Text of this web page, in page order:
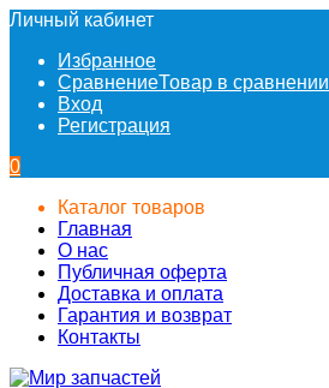
Личный кабинет
Избранное
СравнениеТовар в сравнении
Вход
Регистрация
0
Каталог товаров
Главная
О нас
Публичная оферта
Доставка и оплата
Гарантия и возврат
Контакты